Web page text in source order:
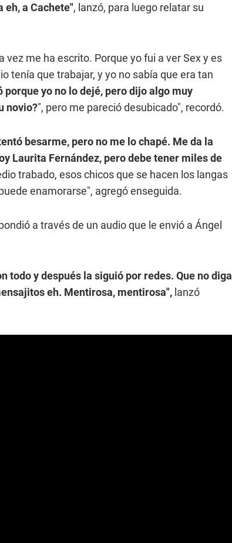
eh, a Cachete", lanzó, para luego relatar su
me ha escrito. Porque yo fui a ver Sex y es
tenía que trabajar, y yo no sabía que era tan
yo no lo dejé, pero dijo algo muy
novio?", pero me pareció desubicado", recordó.
besarme, pero no me lo chapé. Me da la
Laurita Fernández, pero debe tener miles de
trabado, esos chicos que se hacen los langas
enamorarse", agregó enseguida.
a través de un audio que le envió a Ángel
todo y después la siguió por redes. Que no diga
eh. Mentirosa, mentirosa", lanzó